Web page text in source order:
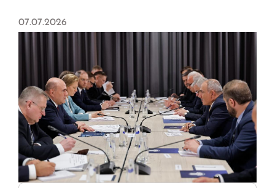
07.07.2026